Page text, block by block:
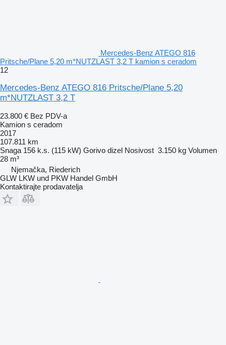
Mercedes-Benz ATEGO 816
Pritsche/Plane 5,20 m*NUTZLAST 3,2 T kamion s ceradom
12
Mercedes-Benz ATEGO 816 Pritsche/Plane 5,20
m*NUTZLAST 3,2 T
23.800 € Bez PDV-a
Kamion s ceradom
2017
107.811 km
Snaga 156 k.s. (115 kW) Gorivo dizel Nosivost 3.150 kg Volumen
28 m³
Njemačka, Riederich
GLW LKW und PKW Handel GmbH
Kontaktirajte prodavatelja